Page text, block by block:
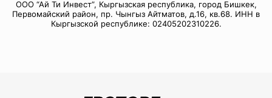
ООО “Ай Ти Инвест”, Кыргызская республика, город Бишкек,
Первомайский район, пр. Чынгыз Айтматов, д.16, кв.68. ИНН в
Кыргызской республике: 02405202310226.